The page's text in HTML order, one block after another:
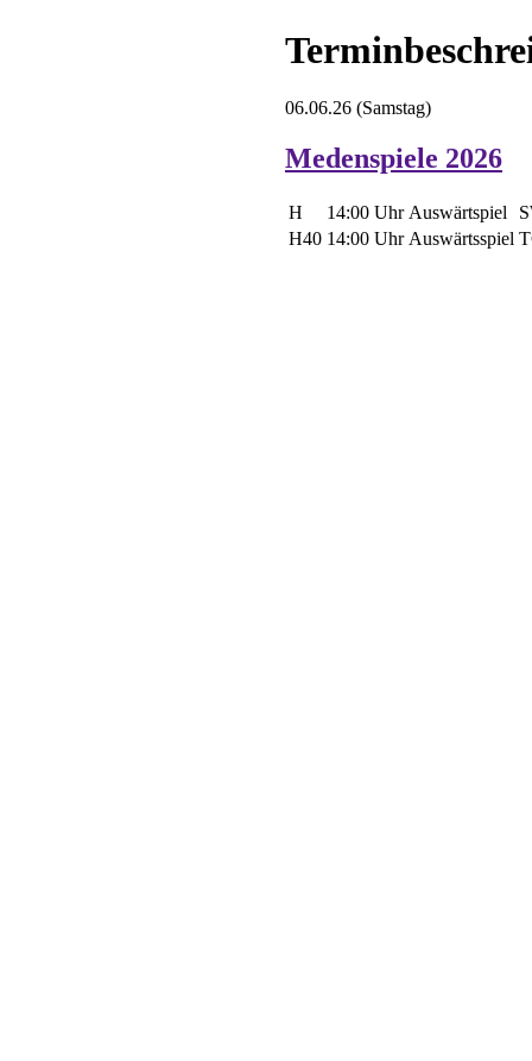
06.06.26 (Samstag)
Medenspiele 2026
H 14:00 Uhr Auswärtspiel
H40 14:00 Uhr Auswärtsspiel